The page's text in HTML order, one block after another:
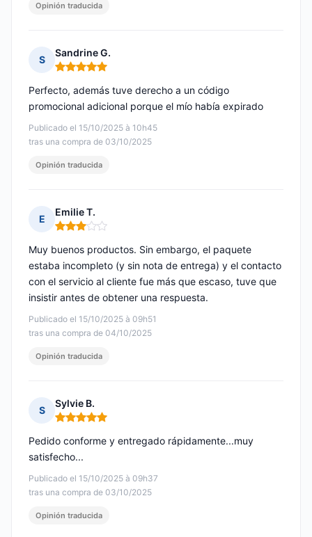
Opinión traducida
S
Sandrine G.
Nota: 5 de 5
Publicado el 15/10/2025 à 10h45
tras una compra de 03/10/2025
Perfecto, además tuve derecho a un código
promocional adicional porque el mío había expirado
Opinión traducida
E
Emilie T.
Nota: 3 de 5
Publicado el 15/10/2025 à 09h51
tras una compra de 04/10/2025
Muy buenos productos. Sin embargo, el paquete
estaba incompleto (y sin nota de entrega) y el contacto
con el servicio al cliente fue más que escaso, tuve que
insistir antes de obtener una respuesta.
Opinión traducida
S
Sylvie B.
Nota: 5 de 5
Publicado el 15/10/2025 à 09h37
tras una compra de 03/10/2025
Pedido conforme y entregado rápidamente...muy
satisfecho...
Opinión traducida